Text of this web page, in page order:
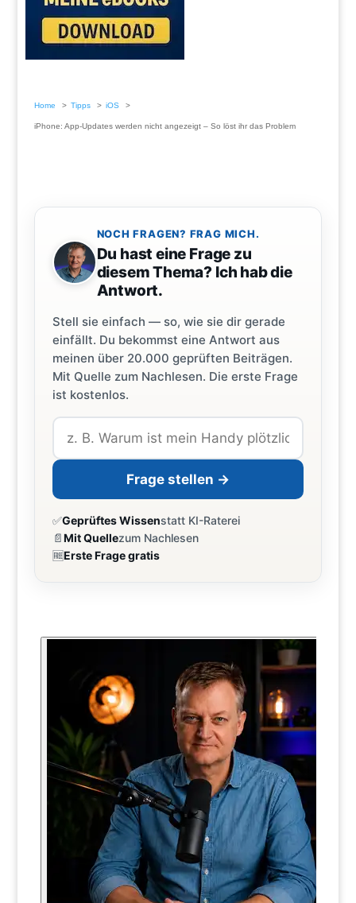
Home Tipps iOS
iPhone: App-Updates werden nicht angezeigt – So löst ihr das Problem
NOCH FRAGEN? FRAG MICH.
Du hast eine Frage zu
diesem Thema? Ich hab die
Antwort.
Stell sie einfach — so, wie sie dir gerade
einfällt. Du bekommst eine Antwort aus
meinen über 20.000 geprüften Beiträgen.
Mit Quelle zum Nachlesen. Die erste Frage
ist kostenlos.
Frage stellen →
✅Geprüftes Wissenstatt KI-Raterei
📄Mit Quellezum Nachlesen
🆓Erste Frage gratis